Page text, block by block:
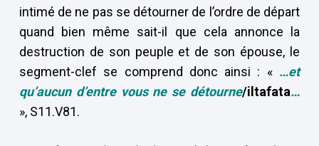
intimé de ne pas se détourner de l’ordre de départ
quand bien même sait-il que cela annonce la
destruction de son peuple et de son épouse, le
segment-clef se comprend donc ainsi : « …et
qu’aucun d’entre vous ne se détourne/iltafata…
», S11.V81.